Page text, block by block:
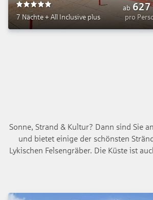
5
7 Nächte + All Inclusive plus
ab 627
pro
Sonne, Strand & Kultur? Dann sind Sie
und bietet einige der schönsten
Lykischen Felsengräber. Die Küste ist